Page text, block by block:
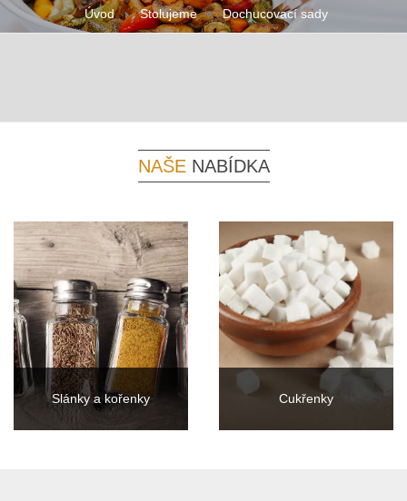
Úvod Stolujeme Dochucovací sady
NAŠE NABÍDKA
Slánky a kořenky Cukřenky